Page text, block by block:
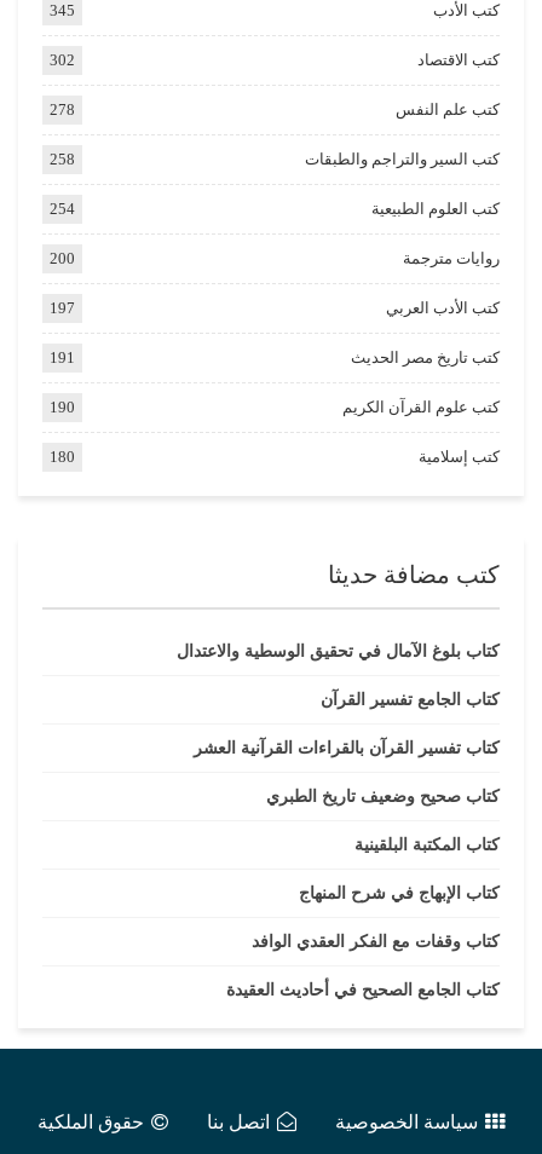
كتب الأدب 345
كتب الاقتصاد 302
كتب علم النفس 278
كتب السير والتراجم والطبقات 258
كتب العلوم الطبيعية 254
روايات مترجمة 200
كتب الأدب العربي 197
كتب تاريخ مصر الحديث 191
كتب علوم القرآن الكريم 190
كتب إسلامية 180
كتب مضافة حديثا
كتاب بلوغ الآمال في تحقيق الوسطية والاعتدال
كتاب الجامع تفسير القرآن
كتاب تفسير القرآن بالقراءات القرآنية العشر
كتاب صحيح وضعيف تاريخ الطبري
كتاب المكتبة البلقينية
كتاب الإبهاج في شرح المنهاج
كتاب وقفات مع الفكر العقدي الوافد
كتاب الجامع الصحيح في أحاديث العقيدة
سياسة الخصوصية اتصل بنا حقوق الملكية